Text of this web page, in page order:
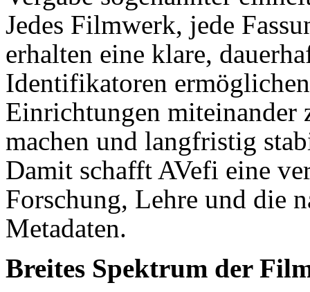
Jedes Filmwerk, jede
erhalten eine klare,
Identifikatoren
Einrichtungen miteinander
machen und langfristig
Damit schafft AVefi eine
Forschung, Lehre und die
Metadaten.
Breites Spektrum der